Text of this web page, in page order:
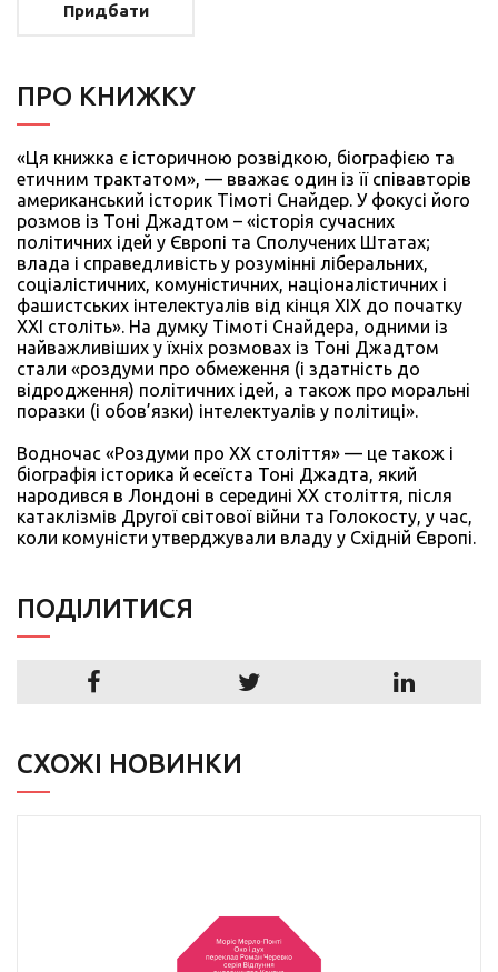
Придбати
ПРО КНИЖКУ
«Ця книжка є історичною розвідкою, біографією та
етичним трактатом», — вважає один із її співавторів
американський історик Тімоті Снайдер. У фокусі його
розмов із Тоні Джадтом – «історія сучасних
політичних ідей у Європі та Сполучених Штатах;
влада і справедливість у розумінні ліберальних,
соціалістичних, комуністичних, націоналістичних і
фашистських інтелектуалів від кінця XIX до початку
XXI століть». На думку Тімоті Снайдера, одними із
найважливіших у їхніх розмовах із Тоні Джадтом
стали «роздуми про обмеження (і здатність до
відродження) політичних ідей, а також про моральні
поразки (і обов’язки) інтелектуалів у політиці».
Водночас «Роздуми про ХХ століття» — це також і
біографія історика й есеїста Тоні Джадта, який
народився в Лондоні в середині XX століття, після
катаклізмів Другої світової війни та Голокосту, у час,
коли комуністи утверджували владу у Східній Європі.
ПОДIЛИТИСЯ
СХОЖІ НОВИНКИ